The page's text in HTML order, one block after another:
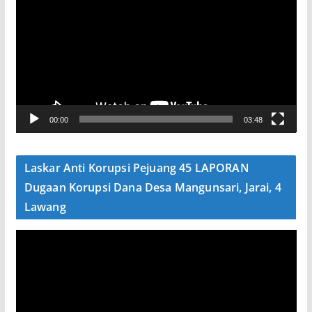
V
e
00:00 03:48
Laskar Anti Korupsi Pejuang 45 LAPORAN
Dugaan Korupsi Dana Desa Mangunsari, Jarai, 4
Lawang